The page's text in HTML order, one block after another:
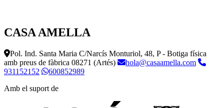
CASA AMELLA
Pol. Ind. Santa Maria C/Narcís Monturiol, 48, P - Botiga física
amb preus de fàbrica 08271 (Artés)
hola@casaamella.com
931152152
600852989
Amb el suport de